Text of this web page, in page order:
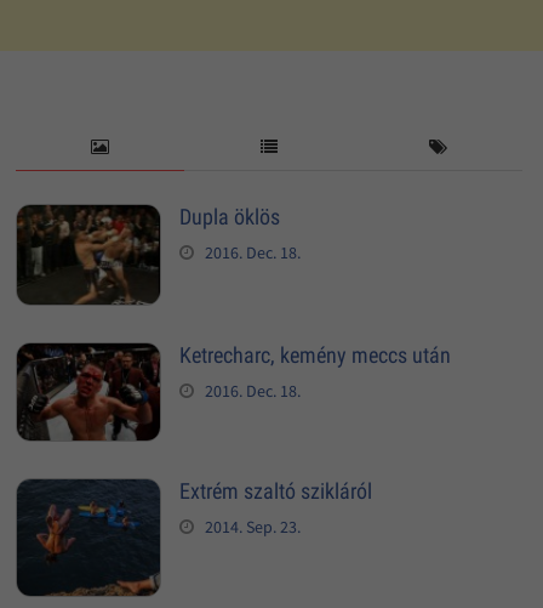
Dupla öklös
2016. Dec. 18.
Ketrecharc, kemény meccs után
2016. Dec. 18.
Extrém szaltó szikláról
2014. Sep. 23.